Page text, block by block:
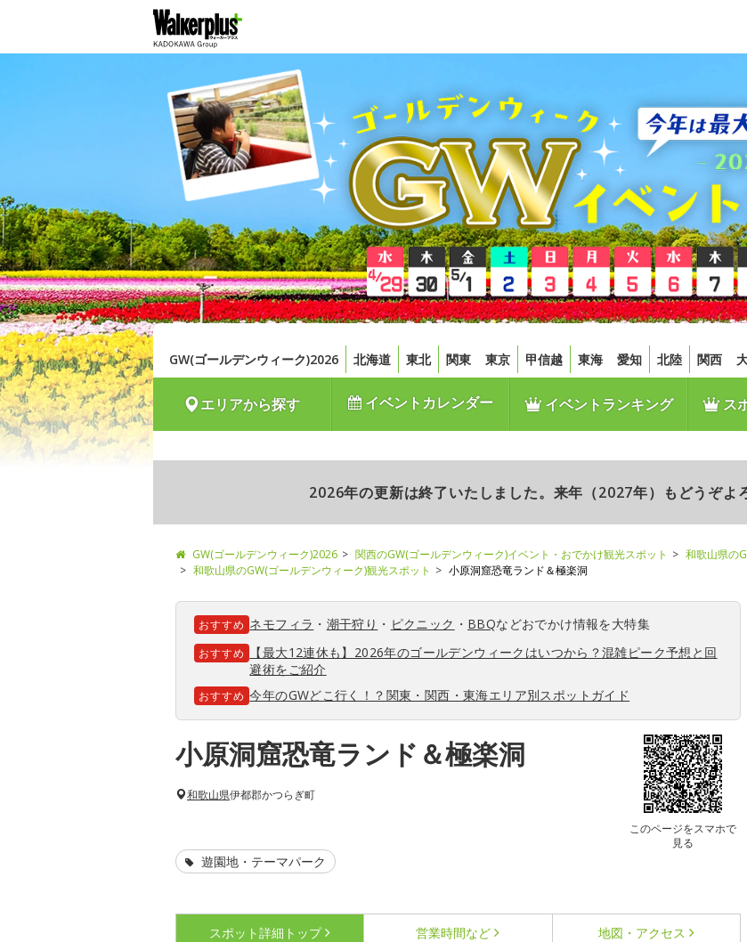
GW(ゴールデンウィーク)2026 北海道 東北 関東 東京 甲信越 東海 愛知 北陸 関西
エリアから探す イベントカレンダー イベントランキング ス
2026年の更新は終了いたしました。来年（2027年）もどうぞよ
GW(ゴールデンウィーク)2026 関西のGW(ゴールデンウィーク)イベント・おでかけ観光スポット
和歌山県の
和歌山県のGW(ゴールデンウィーク)観光スポット
小原洞窟恐竜ランド＆極楽洞
おすすめ ネモフィラ ・ 潮干狩り ・ ピクニック ・ BBQなどおでかけ情報を大特集
おすすめ
【最大12連休も】2026年のゴールデンウィークはいつから？混雑ピーク予想と回
避術をご紹介
おすすめ 今年のGWどこ行く！？関東・関西・東海エリア別スポットガイド
小原洞窟恐竜ランド＆極楽洞
このページをスマホで
見る
和歌山県伊都郡かつらぎ町
遊園地・テーマパーク
スポット詳細 トップ 営業時間など 地図・アクセス